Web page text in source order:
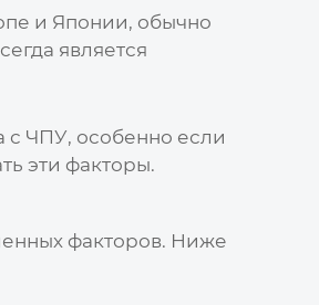
и Японии, обычно
является
с ЧПУ, особенно если
эти факторы.
факторов. Ниже